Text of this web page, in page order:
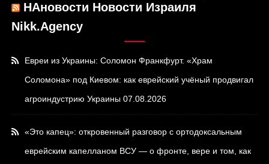
НАновости Новости Израиля
Nikk.Agency
Евреи из Украины: Соломон Франкфурт. «Храм
Соломона» под Киевом: как еврейский учёный продвигал
агроиндустрию Украины 07.08.2026
«Это капец»: откровенный разговор с ортодоксальным
еврейским капелланом ВСУ — о фронте, вере и том, как